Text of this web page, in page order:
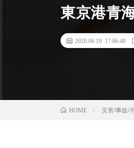
東京港青
2020.06.19 17:06:40
HOME 災害/事故/